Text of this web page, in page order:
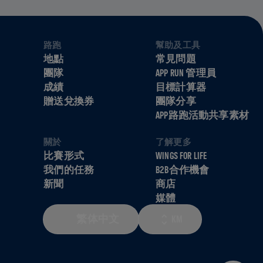
路跑
地點
團隊
成績
贈送兌換券
幫助及工具
常見問題
APP RUN 管理員
目標計算器
團隊分享
APP路跑活動共享素材
關於
比賽形式
我們的任務
新聞
了解更多
WINGS FOR LIFE
B2B合作機會
商店
媒體